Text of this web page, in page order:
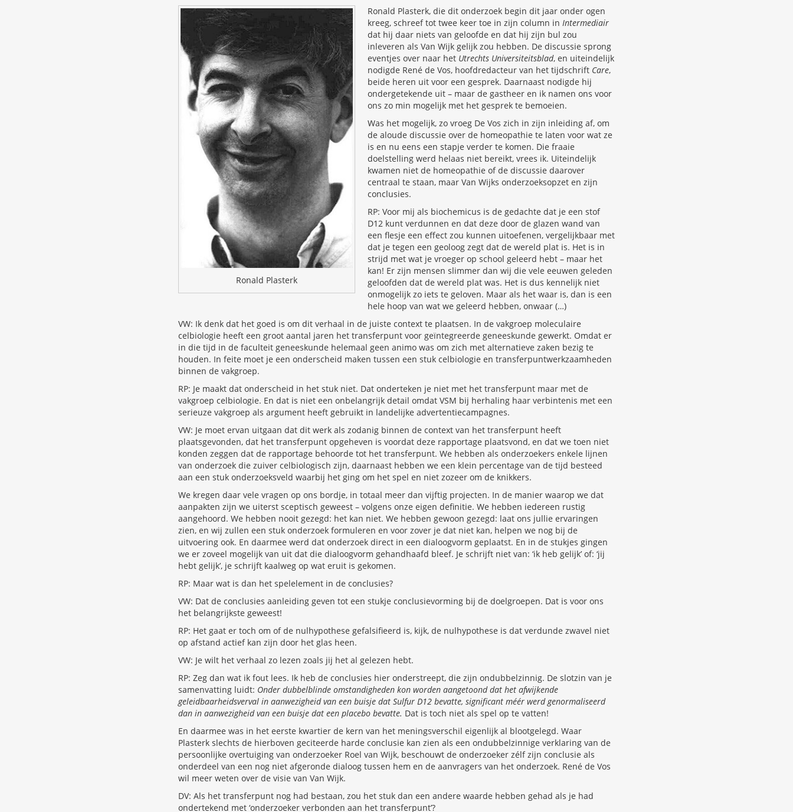
Ronald Plasterk
Ronald Plasterk, die dit onderzoek begin dit jaar onder ogen
kreeg, schreef tot twee keer toe in zijn column in Intermediair
dat hij daar niets van geloofde en dat hij zijn bul zou
inleveren als Van Wijk gelijk zou hebben. De discussie sprong
eventjes over naar het Utrechts Universiteitsblad, en uiteindelijk
nodigde René de Vos, hoofdredacteur van het tijdschrift Care,
beide heren uit voor een gesprek. Daarnaast nodigde hij
ondergetekende uit – maar de gastheer en ik namen ons voor
ons zo min mogelijk met het gesprek te bemoeien.
Was het mogelijk, zo vroeg De Vos zich in zijn inleiding af, om
de aloude discussie over de homeopathie te laten voor wat ze
is en nu eens een stapje verder te komen. Die fraaie
doelstelling werd helaas niet bereikt, vrees ik. Uiteindelijk
kwamen niet de homeopathie of de discussie daarover
centraal te staan, maar Van Wijks onderzoeksopzet en zijn
conclusies.
RP: Voor mij als biochemicus is de gedachte dat je een stof
D12 kunt verdunnen en dat deze door de glazen wand van
een flesje een effect zou kunnen uitoefenen, vergelijkbaar met
dat je tegen een geoloog zegt dat de wereld plat is. Het is in
strijd met wat je vroeger op school geleerd hebt – maar het
kan! Er zijn mensen slimmer dan wij die vele eeuwen geleden
geloofden dat de wereld plat was. Het is dus kennelijk niet
onmogelijk zo iets te geloven. Maar als het waar is, dan is een
hele hoop van wat we geleerd hebben, onwaar (…)
VW: Ik denk dat het goed is om dit verhaal in de juiste context te plaatsen. In de vakgroep moleculaire
celbiologie heeft een groot aantal jaren het transferpunt voor geïntegreerde geneeskunde gewerkt. Omdat er
in die tijd in de faculteit geneeskunde helemaal geen animo was om zich met alternatieve zaken bezig te
houden. In feite moet je een onderscheid maken tussen een stuk celbiologie en transferpuntwerkzaamheden
binnen de vakgroep.
RP: Je maakt dat onderscheid in het stuk niet. Dat onderteken je niet met het transferpunt maar met de
vakgroep celbiologie. En dat is niet een onbelangrijk detail omdat VSM bij herhaling haar verbintenis met een
serieuze vakgroep als argument heeft gebruikt in landelijke advertentiecampagnes.
VW: Je moet ervan uitgaan dat dit werk als zodanig binnen de context van het transferpunt heeft
plaatsgevonden, dat het transferpunt opgeheven is voordat deze rapportage plaatsvond, en dat we toen niet
konden zeggen dat de rapportage behoorde tot het transferpunt. We hebben als onderzoekers enkele lijnen
van onderzoek die zuiver celbiologisch zijn, daarnaast hebben we een klein percentage van de tijd besteed
aan een stuk onderzoeksveld waarbij het ging om het spel en niet zozeer om de knikkers.
We kregen daar vele vragen op ons bordje, in totaal meer dan vijftig projecten. In de manier waarop we dat
aanpakten zijn we uiterst sceptisch geweest – volgens onze eigen definitie. We hebben iedereen rustig
aangehoord. We hebben nooit gezegd: het kan niet. We hebben gewoon gezegd: laat ons jullie ervaringen
zien, en wij zullen een stuk onderzoek formuleren en voor zover je dat niet kan, helpen we nog bij de
uitvoering ook. En daarmee werd dat onderzoek direct in een dialoogvorm geplaatst. En in de stukjes gingen
we er zoveel mogelijk van uit dat die dialoogvorm gehandhaafd bleef. Je schrijft niet van: ‘ik heb gelijk’ of: ‘jij
hebt gelijk’, je schrijft kaalweg op wat eruit is gekomen.
RP: Maar wat is dan het spelelement in de conclusies?
VW: Dat de conclusies aanleiding geven tot een stukje conclusievorming bij de doelgroepen. Dat is voor ons
het belangrijkste geweest!
RP: Het gaat er toch om of de nulhypothese gefalsifieerd is, kijk, de nulhypothese is dat verdunde zwavel niet
op afstand actief kan zijn door het glas heen.
VW: Je wilt het verhaal zo lezen zoals jij het al gelezen hebt.
RP: Zeg dan wat ik fout lees. Ik heb de conclusies hier onderstreept, die zijn ondubbelzinnig. De slotzin van je
samenvatting luidt: Onder dubbelblinde omstandigheden kon worden aangetoond dat het afwijkende
geleidbaarheidsverval in aanwezigheid van een buisje dat Sulfur D12 bevatte, significant méér werd genormaliseerd
dan in aanwezigheid van een buisje dat een placebo bevatte. Dat is toch niet als spel op te vatten!
En daarmee was in het eerste kwartier de kern van het meningsverschil eigenlijk al blootgelegd. Waar
Plasterk slechts de hierboven geciteerde harde conclusie kan zien als een ondubbelzinnige verklaring van de
persoonlijke overtuiging van onderzoeker Roel van Wijk, beschouwt de onderzoeker zélf zijn conclusie als
onderdeel van een nog niet afgeronde dialoog tussen hem en de aanvragers van het onderzoek. René de Vos
wil meer weten over de visie van Van Wijk.
DV: Als het transferpunt nog had bestaan, zou het stuk dan een andere waarde hebben gehad als je had
ondertekend met ‘onderzoeker verbonden aan het transferpunt’?